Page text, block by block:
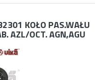
KOŁO PAS.WAŁU
AZL/OCT. AGN,AGU